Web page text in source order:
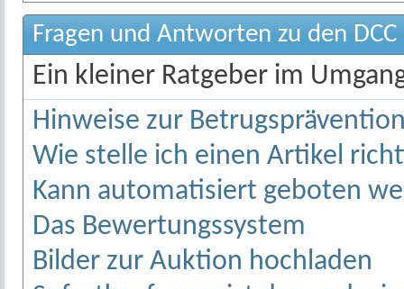
Fragen und Antworten zu den
Ein kleiner Ratgeber im
Hinweise zur
Wie stelle ich einen Artikel
Kann automatisiert geboten
Das Bewertungssystem
Bilder zur Auktion hochladen